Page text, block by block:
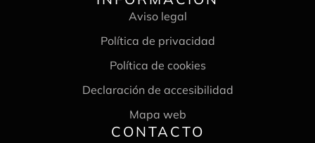
Aviso legal
Política de privacidad
Política de cookies
Declaración de accesibilidad
Mapa web
CONTACTO